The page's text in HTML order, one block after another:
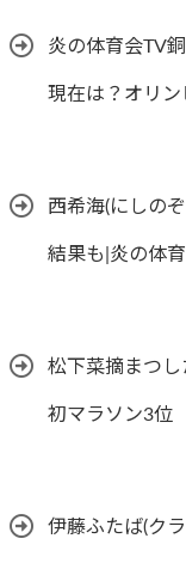
炎の体育会TV
現在は？オリン
西希海(にしの
結果も|炎の体
松下菜摘まつ
初マラソン3位
伊藤ふたば(ク